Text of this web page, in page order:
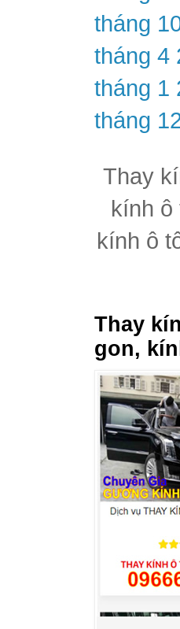
tháng
tháng 4
tháng 1
tháng
Thay
kính ô
kính ô
Thay
gon,